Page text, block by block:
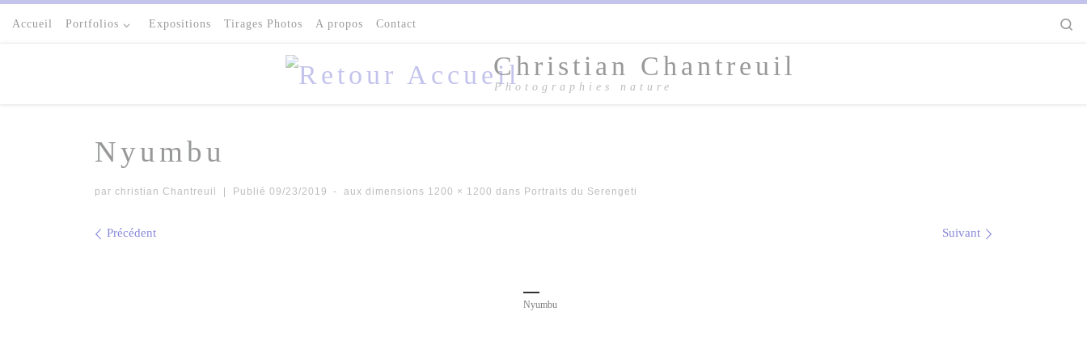
Passer au contenu
Accueil Portfolios Expositions Tirages Photos A propos Contact
Christian Chantreuil
Photographies nature
Nyumbu
par christian Chantreuil | Publié 09/23/2019 - aux dimensions 1200 × 1200 dans Portraits du Serengeti
Navigation des images
Précédent Suivant
Nyumbu